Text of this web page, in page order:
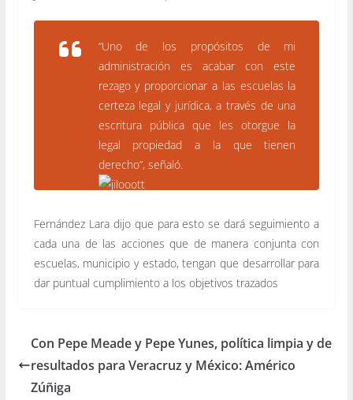
“Uno de los propósitos de mi
administración es acabar con este
rezago y proporcionar a las escuelas la
certeza legal y jurídica, a través de una
escritura pública que les otorgue la
legal propiedad a la que tienen
derecho”, señaló.
Fernández Lara dijo que para esto se dará seguimiento a
cada una de las acciones que de manera conjunta con
escuelas, municipio y estado, tengan que desarrollar para
dar puntual cumplimiento a los objetivos trazados
Con Pepe Meade y Pepe Yunes, política limpia y de
resultados para Veracruz y México: Américo
Zúñiga